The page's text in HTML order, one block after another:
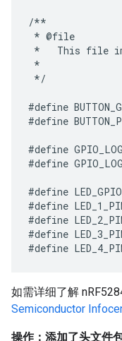
/**
* @file
*   This file
*
*/
#define
#define
#define
#define
#define
#define
#define
#define
如需详细了解
Semiconductor
操作：添加了头文件包